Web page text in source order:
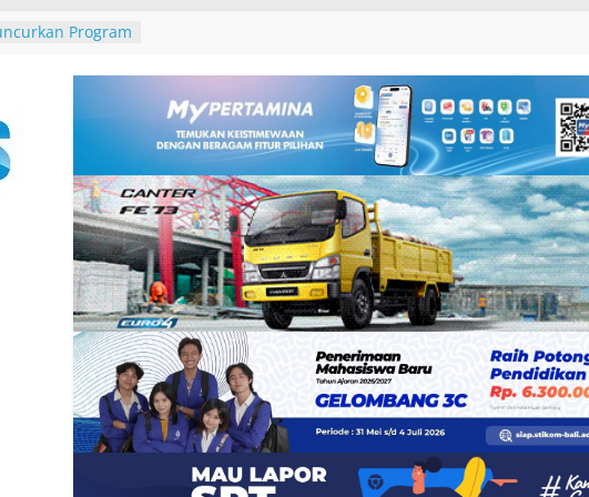
Program
Lewat
Auto Show
PWA, Pegiat
School
Erat
Mampu
Local 2026
Indonesia,
Merayakan